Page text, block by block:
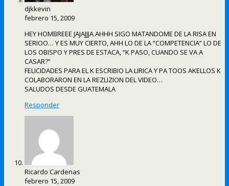
djkkevin
febrero 15, 2009
HEY HOMBREEE JAJAJJJA AHHH SIGO MATANDOME DE LA RISA EN
SERIOO… Y ES MUY CIERTO, AHH LO DE LA “COMPETENCIA” LO DE
LOS OBISPO Y PRES DE ESTACA, “K PASO, CUANDO SE VA A
CASAR?”
FELICIDADES PARA EL K ESCRIBIO LA LIRICA Y PA TOOS AKELLOS K
COLABORARON EN LA REZLIZION DEL VIDEO…
SALUDOS DESDE GUATEMALA
Responder
Ricardo Cardenas
febrero 15, 2009